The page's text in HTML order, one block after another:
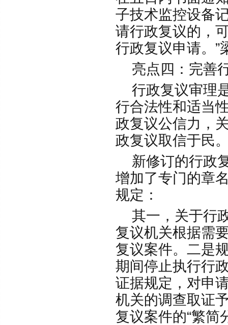
子技术监控设备
请行政复议的，
行政复议申请。”
亮点四：完善
行政复议审理
行合法性和适当
政复议公信力，
政复议取信于民
新修订的行政
增加了专门的章
规定：
其一，关于行
复议机关根据需
复议案件。二是
期间停止执行行
证据规定，对申
机关的调查取证
复议案件的“繁简